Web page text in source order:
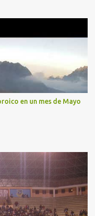
en un mes de Mayo